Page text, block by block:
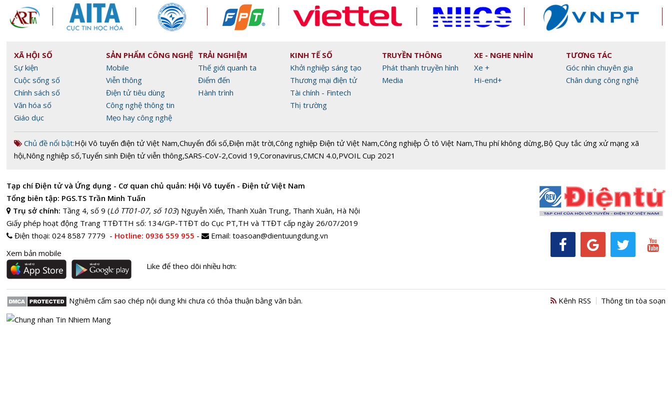
XÃ HỘI SỐ
Sự kiện
Cuộc sống số
Chính sách số
Văn hóa số
Giáo dục
SẢN PHẨM CÔNG NGHỆ
Mobile
Viễn thông
Điện tử tiêu dùng
Công nghệ thông tin
Mẹo hay công nghệ
TRẢI NGHIỆM
Thế giới quanh ta
Điểm đến
Hành trình
KINH TẾ SỐ
Khởi nghiệp sáng tạo
Thương mại điện tử
Tài chính - Fintech
Thị trường
TRUYỀN THÔNG
Phát thanh truyền hình
Media
XE - NGHE NHÌN
Xe +
Hi-end+
TƯƠNG TÁC
Góc nhìn chuyên gia
Chân dung công nghệ
Chủ đề nổi bật:Hội Vô tuyến điện tử Việt Nam,Chuyển đổi số,Điện mặt trời,Công nghiệp Điện tử Việt Nam,Công nghiệp Ô tô Việt Nam,Thu phí không dừng,Bộ Quy tắc ứng xử mạng xã
hội,Nông nghiệp số,Tuyển sinh Điện tử viễn thông,SARS-CoV-2,Covid 19,Coronavirus,CMCN 4.0,PVOIL Cup 2021
Tạp chí Điện tử và Ứng dụng - Cơ quan chủ quản: Hội Vô tuyến - Điện tử Việt Nam
Tổng biên tập: PGS.TS Trần Minh Tuấn
Trụ sở chính: Tầng 4, số 9 (Lô TT01-07, số 103) Nguyễn Xiển, Thanh Xuân Trung, Thanh Xuân, Hà Nội
Giấy phép hoạt động Trang TTĐTTH số: 134/GP-TTĐT do Cục PT,TH và TTĐT cấp ngày 26/07/2019
Điện thoại: 024 8587 7779 - Hotline: 0936 559 955 - Email: toasoan@dientuungdung.vn
Xem bản mobile
Like để theo dõi nhiều hơn:
Nghiêm cấm sao chép nội dung khi chưa có thỏa thuận bằng văn bản. Kênh RSS Thông tin tòa soạn